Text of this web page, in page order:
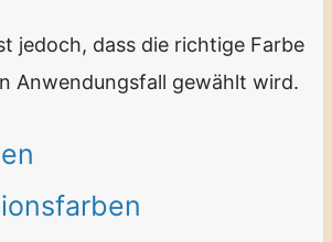
jedoch, dass die richtige Farbe
Anwendungsfall gewählt wird.